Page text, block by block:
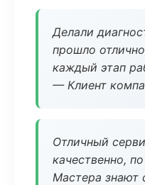
Делали
прошло
каждый этап
— Клиент
Отличный
качественно,
Мастера знают